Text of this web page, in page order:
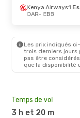
Kenya Airways1
DAR- EBB
Les prix indiqués
trois derniers jours
pas être
que la disponibilité
Temps de vol
3 h et 20 m